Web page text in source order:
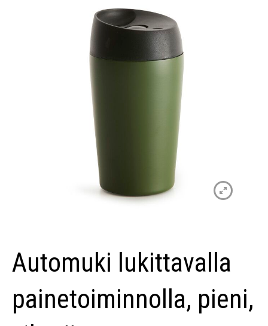
Automuki lukittavalla
painetoiminnolla, pieni,